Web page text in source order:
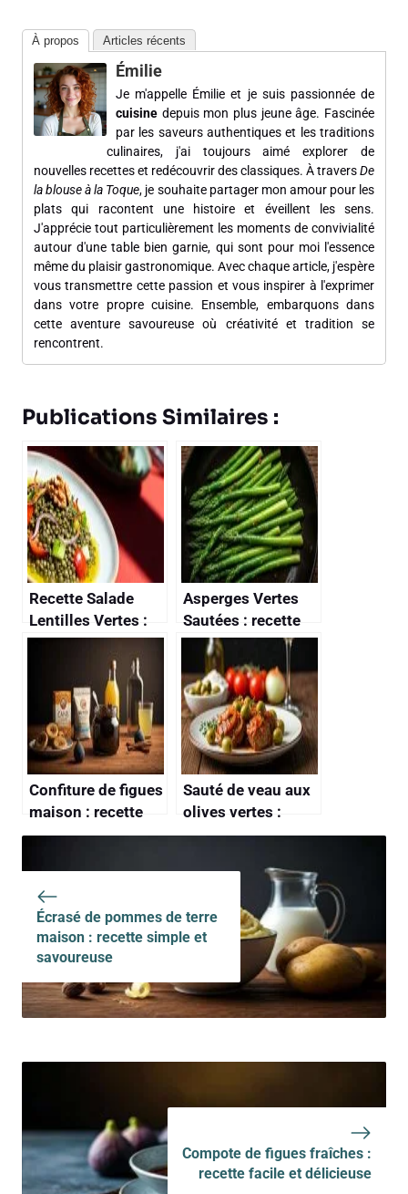
À propos Articles récents
Émilie
Je m'appelle Émilie et je suis passionnée de
cuisine depuis mon plus jeune âge. Fascinée
par les saveurs authentiques et les traditions
culinaires, j'ai toujours aimé explorer de
nouvelles recettes et redécouvrir des classiques. À traversDe
la blouse à la Toque, je souhaite partager mon amour pour les
plats qui racontent une histoire et éveillent les sens.
J'apprécie tout particulièrement les moments de convivialité
autour d'une table bien garnie, qui sont pour moi l'essence
même du plaisir gastronomique. Avec chaque article, j'espère
vous transmettre cette passion et vous inspirer à l'exprimer
dans votre propre cuisine. Ensemble, embarquons dans
cette aventure savoureuse où créativité et tradition se
rencontrent.
Publications Similaires :
Recette Salade
Lentilles Vertes :
saveurs et
Asperges Vertes
Sautées : recette
Facile et Rapide
Confiture de figues
maison : recette
facile et rapide
Sauté de veau aux
olives vertes :
recette savoureuse
Écrasé de pommes de terre
maison : recette simple et
savoureuse
Compote de figues fraîches :
recette facile et délicieuse